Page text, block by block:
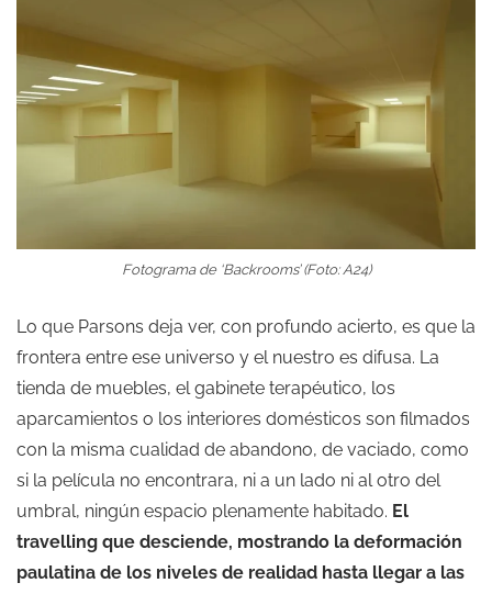
Fotograma de ‘Backrooms’ (Foto: A24)
Lo que Parsons deja ver, con profundo acierto, es que la
frontera entre ese universo y el nuestro es difusa. La
tienda de muebles, el gabinete terapéutico, los
aparcamientos o los interiores domésticos son filmados
con la misma cualidad de abandono, de vaciado, como
si la película no encontrara, ni a un lado ni al otro del
umbral, ningún espacio plenamente habitado. El
travelling que desciende, mostrando la deformación
paulatina de los niveles de realidad hasta llegar a las